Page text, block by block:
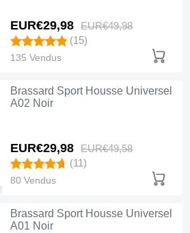
EUR€29,98 EUR€49,98
(15)
135 Vendus
Brassard Sport Housse Universel
A02 Noir
EUR€29,98 EUR€49,58
(11)
80 Vendus
Brassard Sport Housse Universel
A01 Noir